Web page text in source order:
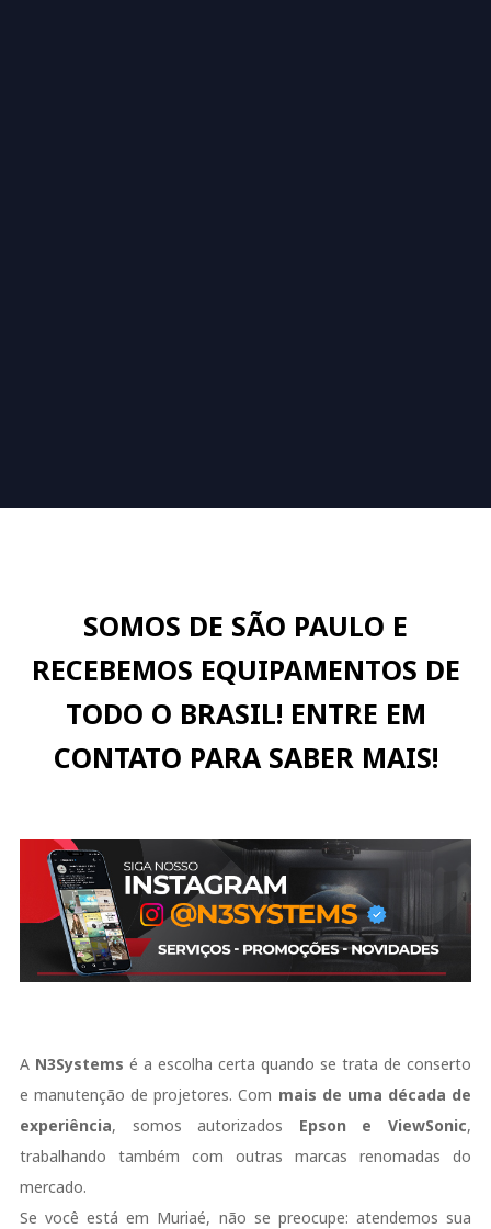
SOMOS DE SÃO PAULO E
RECEBEMOS EQUIPAMENTOS DE
TODO O BRASIL! ENTRE EM
CONTATO PARA SABER MAIS!
A N3Systems é a escolha certa quando se trata de conserto
e manutenção de projetores. Com mais de uma década de
experiência, somos autorizados Epson e ViewSonic,
trabalhando também com outras marcas renomadas do
mercado.
Se você está em Muriaé, não se preocupe: atendemos sua